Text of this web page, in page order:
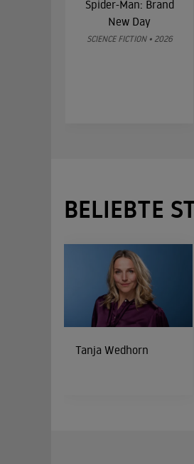
Spider-Man: Brand
New Day
SCIENCE FICTION • 2026
BELIEBTE
Tanja Wedhorn